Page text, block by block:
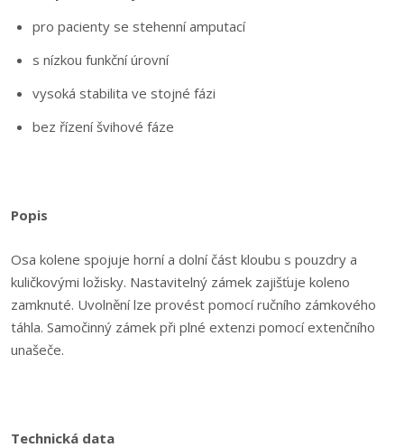
pro pacienty se stehenní amputací
s nízkou funkční úrovní
vysoká stabilita ve stojné fázi
bez řízení švihové fáze
Popis
Osa kolene spojuje horní a dolní část kloubu s pouzdry a
kuličkovými ložisky. Nastavitelný zámek zajišťuje koleno
zamknuté. Uvolnění lze provést pomocí ručního zámkového
táhla. Samočinný zámek při plné extenzi pomocí extenčního
unašeče.
Technická data